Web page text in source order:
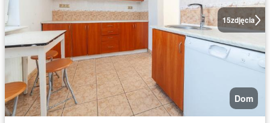
15zdjęcia
Dom